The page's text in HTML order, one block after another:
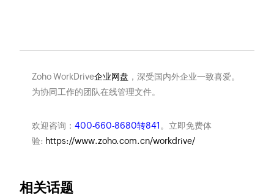
Zoho WorkDrive企业网盘 ，深受国内外企业一致喜爱。
为协同工作的团队在线管理文件。
欢迎咨询： 400-660-8680转841 。立即免费体
验: https://www.zoho.com.cn/workdrive/
相关话题